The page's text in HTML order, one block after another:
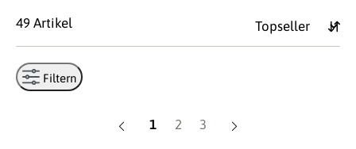
49 Artikel
Filtern
Seite
1 Seite
2 Seite
3